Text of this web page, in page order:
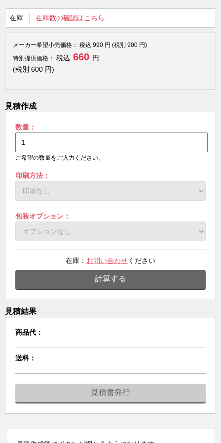
在庫 在庫数の確認はこちら
メーカー希望小売価格： 税込 990 円 (税別 900 円)
特別提供価格：
税込 660 円
(税別 600 円)
見積作成
数量：
ご希望の数量をご入力ください。
印刷方法：
包装オプション：
在庫： お問い合わせください
計算する
見積結果
商品代：
送料：
見積書発行